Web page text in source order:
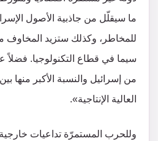
ما سيقلّل من جاذبية الأصول
للمخاطر، وكذلك ستزيد المخاوف
سيما في قطاع التكنولوجيا.
من إسرائيل والنسبة الأكبر منها
العالية الإنتاجية».
وللحرب المستمرّة تداعيات